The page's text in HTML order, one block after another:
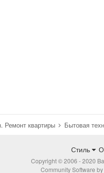
Ремонт квартиры Бытовая
Стиль
Copyright © 2006 - 2020
Community Software